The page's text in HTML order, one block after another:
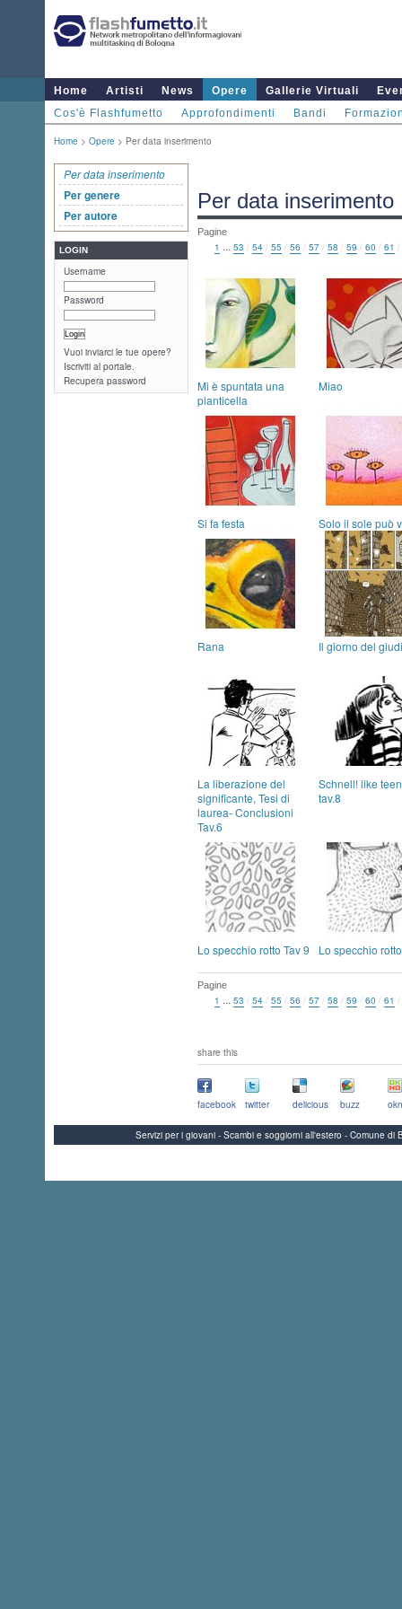
Home Artisti News Opere Gallerie Virtuali
Cos'è Flashfumetto
Approfondimenti Bandi
Home > Opere > Per data inserimento
Per data inserimento
Per genere
Per autore
LOGIN
Username
Password
Vuoi inviarci le tue opere?
Iscriviti al portale.
Recupera password
Per data inserimento
Pagine
1 ... 53 / 54 / 55 / 56 / 57 / 58 / 59 / 60 / 61 /
Mi è spuntata una
pianticella
Miao
Si fa festa Solo il sole può
Rana Il giorno del
La liberazione del
significante, Tesi di
laurea- Conclusioni
Tav.6
Schnell! like
tav.8
Lo specchio rotto Tav 9 Lo specchio
Pagine
1 ... 53 / 54 / 55 / 56 / 57 / 58 / 59 / 60 / 61 /
share this
facebook twitter delicious buzz
Servizi per i giovani - Scambi e soggiorni all'estero - Comune